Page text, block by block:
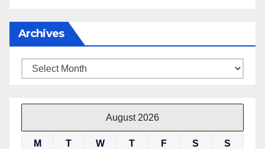
Archives
Archives
August 2026
M T W T F S S